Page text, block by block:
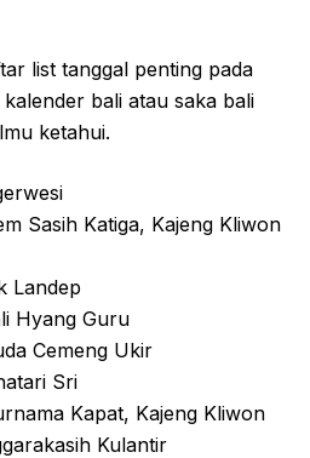
list tanggal penting pada
bali atau saka bali
ketahui.
Sasih Katiga, Kajeng Kliwon
Landep
Hyang Guru
Cemeng Ukir
Sri
Kapat, Kajeng Kliwon
Kulantir